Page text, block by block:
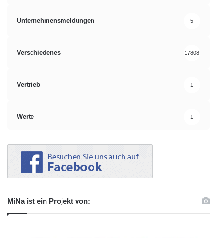
Unternehmensmeldungen 5
Verschiedenes 17808
Vertrieb 1
Werte 1
MiNa ist ein Projekt von: